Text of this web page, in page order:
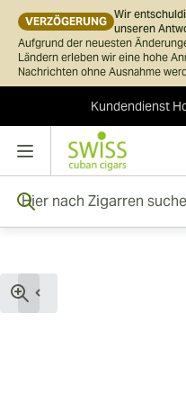
VERZÖGERUNG
Wir
unseren
Aufgrund der neuesten
Ländern erleben wir eine hohe
Nachrichten ohne Ausnahme
Kundendienst
Skip to Content